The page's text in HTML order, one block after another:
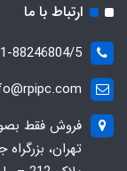
ارتباط با ما
5 021-88241816/17
فروش فقط
تهران،